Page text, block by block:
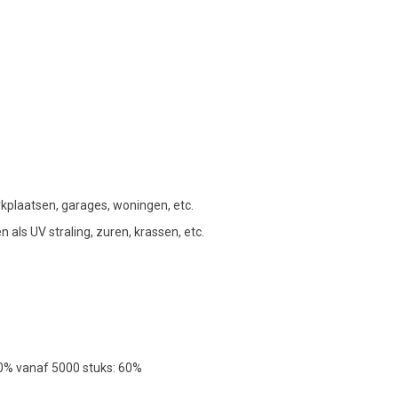
garages, woningen, etc.
UV straling, zuren, krassen, etc.
vanaf 5000 stuks: 60%